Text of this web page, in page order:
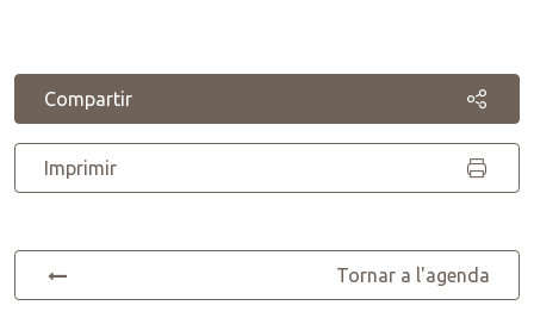
Compartir
Imprimir
Tornar a l'agenda